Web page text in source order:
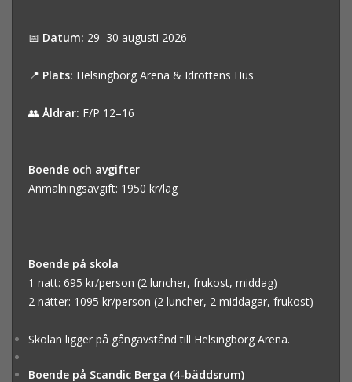
📅 Datum: 29–30 augusti 2026
📍 Plats: Helsingborg Arena & Idrottens Hus
👥 Åldrar: F/P 12–16
Boende och avgifter
Anmälningsavgift: 1950 kr/lag
Boende på skola
1 natt: 695 kr/person (2 luncher, frukost, middag)
2 nätter: 1095 kr/person (2 luncher, 2 middagar, frukost)
Skolan ligger på gångavstånd till Helsingborg Arena.
Boende på Scandic Berga (4-bäddsrum)